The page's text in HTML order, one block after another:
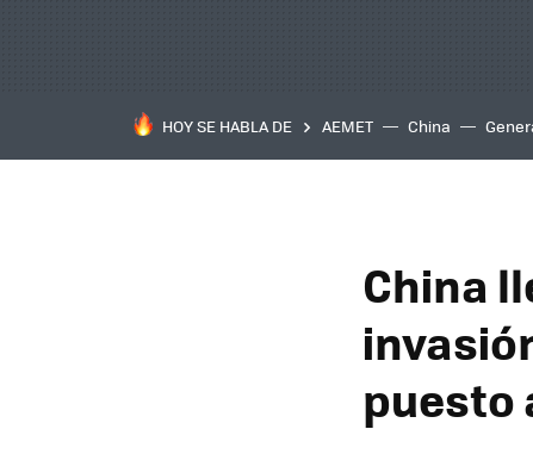
HOY SE HABLA DE AEMET China
China
puesto